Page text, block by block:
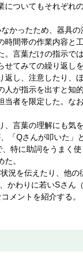
ついてもそれぞれ
かったため、器具
間帯の作業内容と
言葉だけの指示で
てみての繰り返し
し、注意したり、
が指示を出すと知
者を限定した。な
言葉の理解にも気
「Qさんが叩いた
特に助詞をうまく
。
を伝えたり、他
かわりに若いSさん
メントを紹介する。